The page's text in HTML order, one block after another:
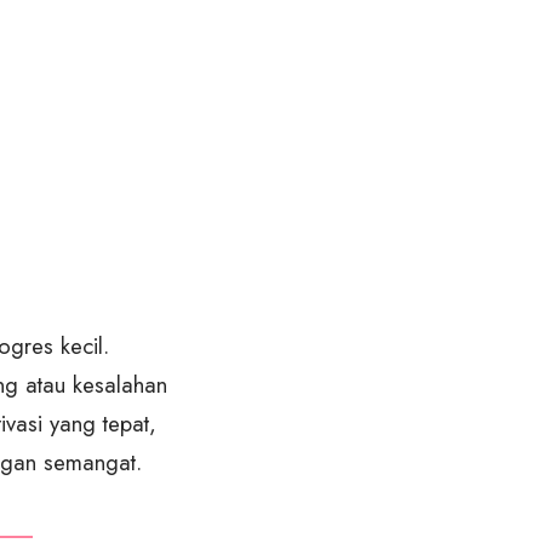
kecil.
atau kesalahan
yang tepat,
semangat.